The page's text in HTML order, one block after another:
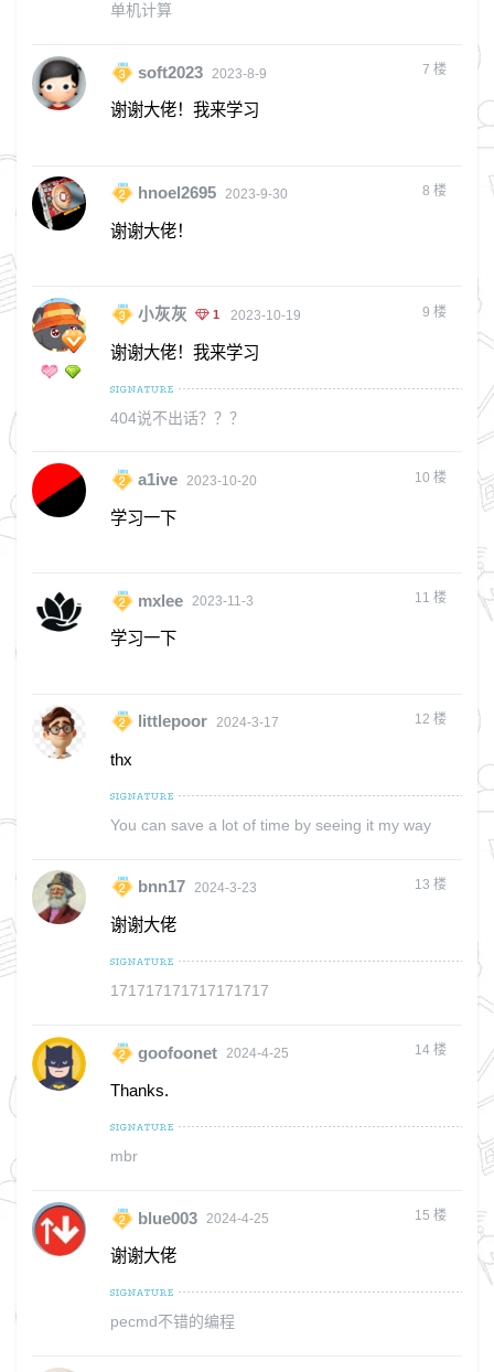
单机计算
soft2023 2023-8-9 7 楼
谢谢大佬！我来学习
hnoel2695 2023-9-30 8 楼
谢谢大佬！
小灰灰 1 2023-10-19 9 楼
谢谢大佬！我来学习
404说不出话？？？
a1ive 2023-10-20 10 楼
学习一下
mxlee 2023-11-3 11 楼
学习一下
littlepoor 2024-3-17 12 楼
thx
You can save a lot of time by seeing it my way
bnn17 2024-3-23 13 楼
谢谢大佬
171717171717171717
goofoonet 2024-4-25 14 楼
Thanks.
mbr
blue003 2024-4-25 15 楼
谢谢大佬
pecmd不错的编程